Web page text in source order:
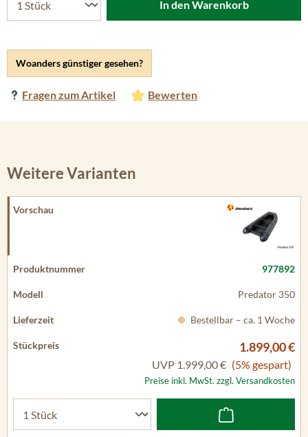
Woanders günstiger gesehen?
Fragen zum Artikel Bewerten
In den Warenkorb
Weitere Varianten
977892
Predator 350
Bestellbar – ca. 1 Woche
1.899,00 €
UVP 1.999,00 € (5% gespart)
Preise inkl. MwSt. zzgl. Versandkosten